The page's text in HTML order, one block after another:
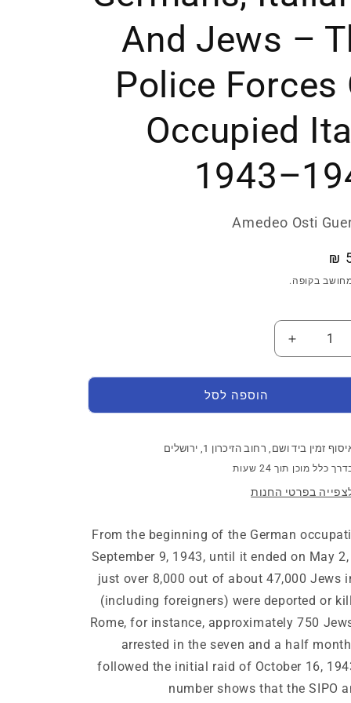
And Jews –
Police Forces
Occupied
Amedeo Osti
בקופה.
הגדל
את
הכמות
עבור
Search
Research,
Lectures
and
Papers
Germans,
Italians,
And
Jews
The
Police
Forces
Of
Occupied
Italy,
הוספה לסל
זמין ביד ושם, רחוב הזיכרון 1, ירושלים
כלל מוכן תוך 24 שעות
בפרטי החנות
From the beginning of the German
September 9, 1943, until it ended on May 2,
just over 8,000 out of about 47,000 Jews
(including foreigners) were deported or
Rome, for instance, approximately 750 Jews
arrested in the seven and a half
followed the initial raid of October 16,
number shows that the SIPO